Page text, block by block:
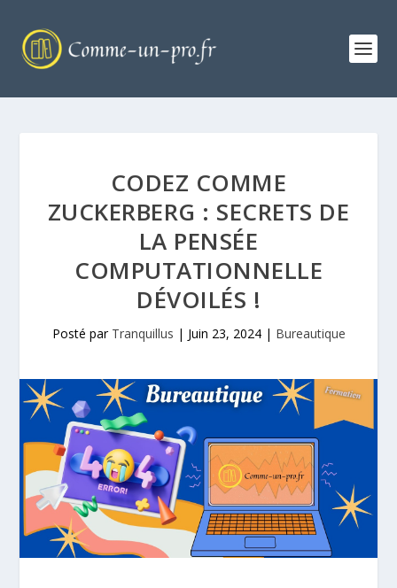
CODEZ COMME
ZUCKERBERG : SECRETS DE
LA PENSÉE
COMPUTATIONNELLE
DÉVOILÉS !
Posté par Tranquillus | Juin 23, 2024| Bureautique